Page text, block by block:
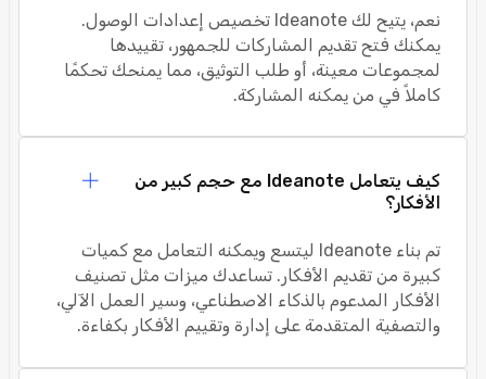
نعم، يتيح لك Ideanote تخصيص إعدادات الوصول.
يمكنك فتح تقديم المشاركات للجمهور، تقييدها
لمجموعات معينة، أو طلب التوثيق، مما يمنحك تحكمًا
كاملاً في من يمكنه المشاركة.
كيف يتعامل Ideanote مع حجم كبير من
الأفكار؟
تم بناء Ideanote ليتسع ويمكنه التعامل مع كميات
كبيرة من تقديم الأفكار. تساعدك ميزات مثل تصنيف
الأفكار المدعوم بالذكاء الاصطناعي، وسير العمل الآلي،
والتصفية المتقدمة على إدارة وتقييم الأفكار بكفاءة.